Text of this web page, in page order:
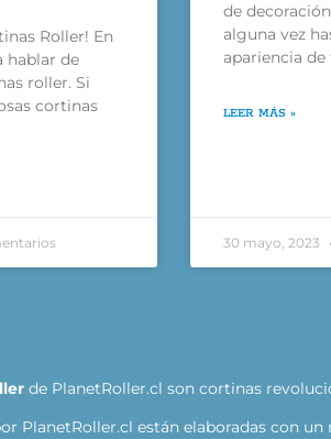
Roller! En
hablar de
roller. Si
cortinas
de
alguna vez
apariencia de
LEER MÁS »
30 mayo, 2023
de PlanetRoller.cl son cortinas
PlanetRoller.cl están elaboradas con